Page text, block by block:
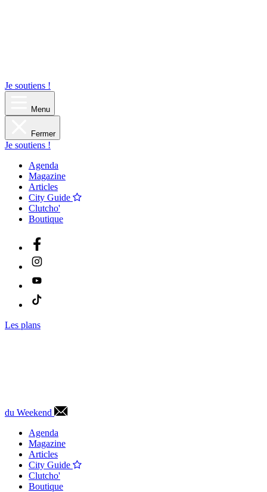
Je soutiens !
Menu
Fermer
Je soutiens !
Agenda
Magazine
Articles
City Guide
Clutcho'
Boutique
Les plans
du Weekend
Agenda
Magazine
Articles
City Guide
Clutcho'
Boutique